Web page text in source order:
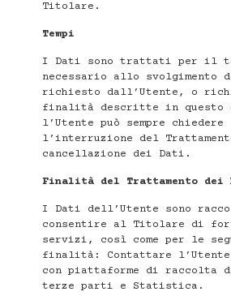
Titolare.
Tempi
I Dati sono trattati per il
necessario allo svolgimento
richiesto dall’Utente, o
finalità descritte in questo
l’Utente può sempre chiedere
l’interruzione del
cancellazione dei Dati.
Finalità del Trattamento
I Dati dell’Utente sono
consentire al Titolare di
servizi, così come per le
finalità: Contattare
con piattaforme di raccolta
terze parti e Statistica.